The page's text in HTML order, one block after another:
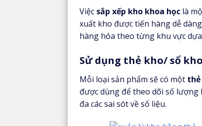
Việc sắp xếp kho khoa học là
xuất kho được tiến hàng dễ
hàng hóa theo từng khu vực
Sử dụng thẻ kho/ sổ kho
Mỗi loại sản phẩm sẽ có một
được dùng để theo dõi số lượng
đa các sai sót về số liệu.